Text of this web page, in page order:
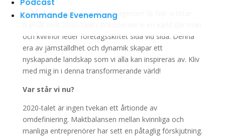
Podcast
Kommande Evenemang
Hallå, fantastiska förändringsagenter! 🚀 När vi tittar
och kvinnor leder företagsskiftet sida vid sida. Denna
era av jämställdhet och dynamik skapar ett
nyskapande landskap som vi alla kan inspireras av. Kliv
med mig in i denna transformerande värld!
Var står vi nu?
2020-talet är ingen tvekan ett årtionde av
omdefiniering. Maktbalansen mellan kvinnliga och
manliga entreprenörer har sett en påtaglig förskjutning.